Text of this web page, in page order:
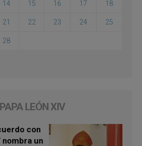
14 15 16 17 18
21 22 23 24 25
28
PAPA LEÓN XIV
con
nombra un